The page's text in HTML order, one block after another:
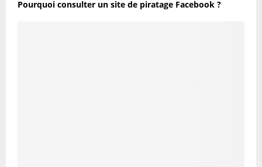
Pourquoi consulter un site de piratage Facebook ?